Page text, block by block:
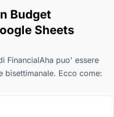
Budget
Sheets
FinancialAha puo' essere
bisettimanale. Ecco come: